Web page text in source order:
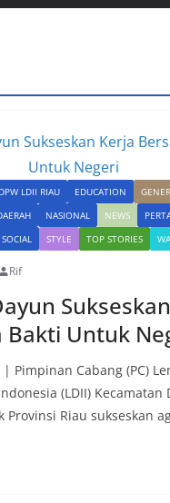
DPW LDII RIAU EDUCATION
NASIONAL NEWS
SOCIAL STYLE TOP STORIES
Rif
Bakti Untuk
| Pimpinan Cabang (PC)
(LDII) Kecamatan
Provinsi Riau sukseskan